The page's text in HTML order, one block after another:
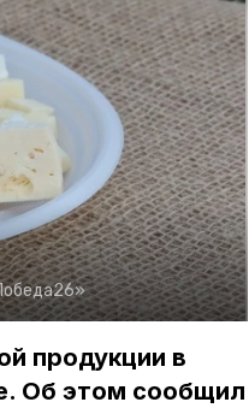
продукции в
Об этом сообщил